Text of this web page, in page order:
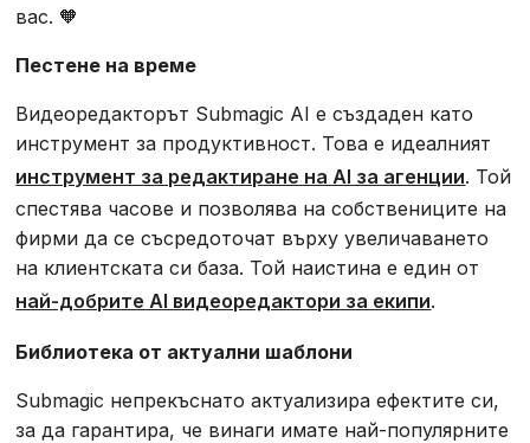
вас. 🧡
Пестене на време
Видеоредакторът Submagic AI е създаден като
инструмент за продуктивност. Това е идеалният
инструмент за редактиране на AI за агенции. Той
спестява часове и позволява на собствениците на
фирми да се съсредоточат върху увеличаването
на клиентската си база. Той наистина е един от
най-добрите AI видеоредактори за екипи.
Библиотека от актуални шаблони
Submagic непрекъснато актуализира ефектите си,
за да гарантира, че винаги имате най-популярните